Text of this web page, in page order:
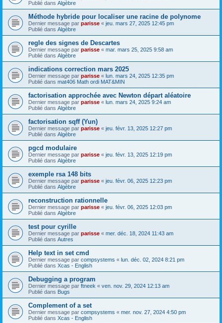
Publié dans Algèbre
Méthode hybride pour localiser une racine de polynome
Dernier message par parisse « jeu. mars 27, 2025 12:45 pm
Publié dans Algèbre
regle des signes de Descartes
Dernier message par parisse « mar. mars 25, 2025 9:58 am
Publié dans Algèbre
indications correction mars 2025
Dernier message par parisse « lun. mars 24, 2025 12:35 pm
Publié dans mat406 Math ordi MAT&MIN
factorisation approchée avec Newton départ aléatoire
Dernier message par parisse « lun. mars 24, 2025 9:24 am
Publié dans Algèbre
factorisation sqff (Yun)
Dernier message par parisse « jeu. févr. 13, 2025 12:27 pm
Publié dans Algèbre
pgcd modulaire
Dernier message par parisse « jeu. févr. 13, 2025 12:19 pm
Publié dans Algèbre
exemple rsa 148 bits
Dernier message par parisse « jeu. févr. 06, 2025 12:23 pm
Publié dans Algèbre
reconstruction rationnelle
Dernier message par parisse « jeu. févr. 06, 2025 12:03 pm
Publié dans Algèbre
test pour cyrille
Dernier message par parisse « mer. déc. 18, 2024 11:43 am
Publié dans Autres
Help text in set cmd
Dernier message par compsystems « lun. déc. 02, 2024 8:21 pm
Publié dans Xcas - English
Debugging a program
Dernier message par ftneek « ven. nov. 29, 2024 12:13 am
Publié dans Bugs
Complement of a set
Dernier message par compsystems « mer. nov. 27, 2024 4:50 pm
Publié dans Xcas - English